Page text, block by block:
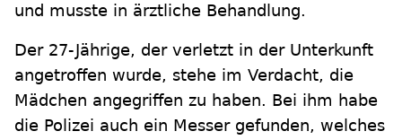
und musste in ärztliche Behandlung.
Der 27-Jährige, der verletzt in der Unterkunft
angetroffen wurde, stehe im Verdacht, die
Mädchen angegriffen zu haben. Bei ihm habe
die Polizei auch ein Messer gefunden, welches